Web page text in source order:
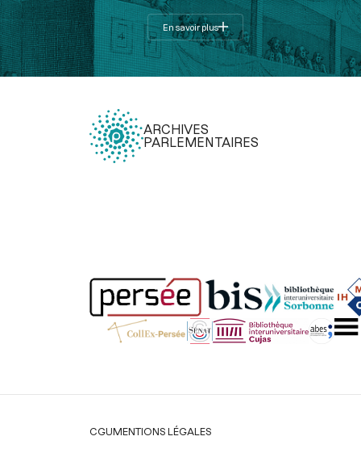
En savoir plus
ARCHIVES
PARLEMENTAIRES
Légal
CGUMENTIONS LÉGALES